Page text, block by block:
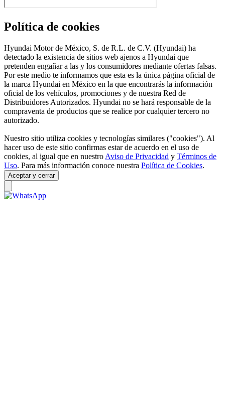
Política de cookies
Hyundai Motor de México, S. de R.L. de C.V. (Hyundai) ha
detectado la existencia de sitios web ajenos a Hyundai que
pretenden engañar a las y los consumidores mediante ofertas falsas.
Por este medio te informamos que esta es la única página oficial de
la marca Hyundai en México en la que encontrarás la información
oficial de los vehículos, promociones y de nuestra Red de
Distribuidores Autorizados. Hyundai no se hará responsable de la
compraventa de productos que se realice por cualquier tercero no
autorizado.
Nuestro sitio utiliza cookies y tecnologías similares ("cookies"). Al
hacer uso de este sitio confirmas estar de acuerdo en el uso de
cookies, al igual que en nuestro Aviso de Privacidad y Términos de
Uso. Para más información conoce nuestra Política de Cookies.
Aceptar y cerrar